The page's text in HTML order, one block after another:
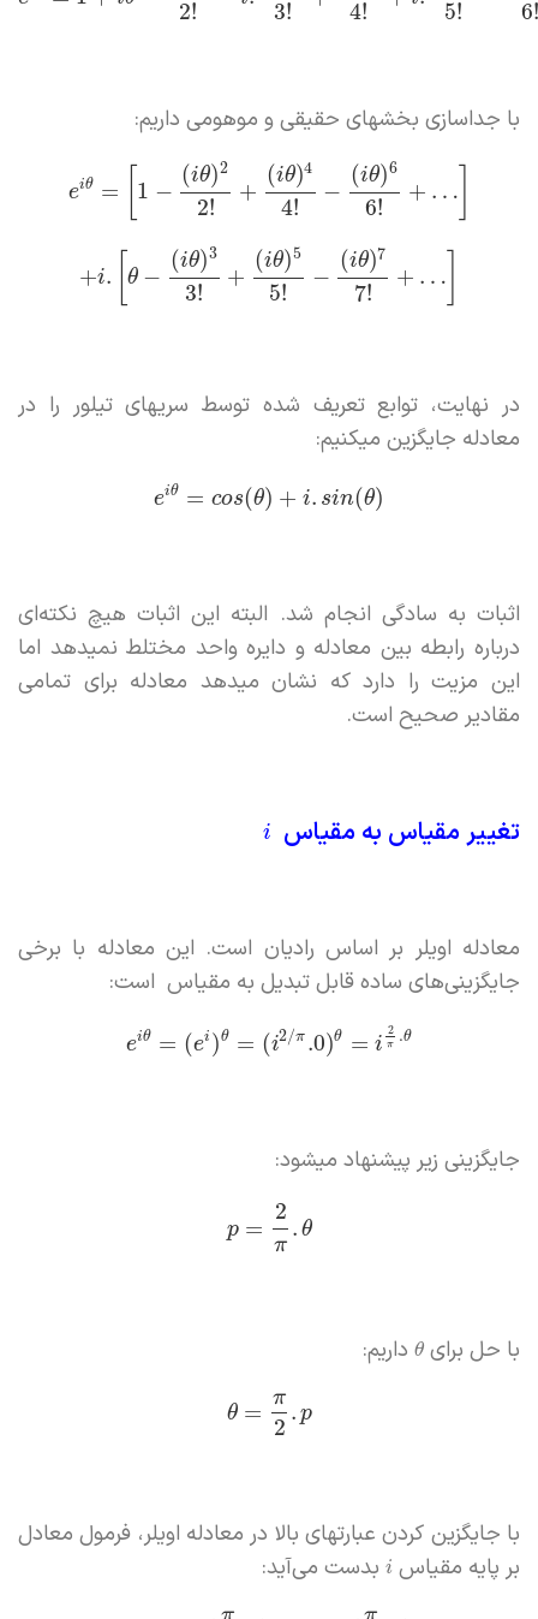
2! 3! 4! 5! 6!
با جداسازی بخشهای حقیقی و موهومی داریم:
eiθ = 1 −
(iθ)2
2!
+
(iθ)4
4!
−
(iθ)6
6!
+ …
+i. θ −
(iθ)3
3!
+
(iθ)5
5!
−
(iθ)7
7!
+ …
در نهایت، توابع تعریف شده توسط سریهای تیلور را در
معادله جایگزین میکنیم:
eiθ = cos(θ) + i. sin(θ)
اثبات به سادگی انجام شد. البته این اثبات هیچ نکته‌ای
درباره رابطه بین معادله و دایره واحد مختلط نمیدهد اما
این مزیت را دارد که نشان میدهد معادله برای تمامی
مقادیر صحیح است.
تغییر مقیاس به مقیاس i
معادله اویلر بر اساس رادیان است. این معادله با برخی
جایگزینی‌های ساده قابل تبدیل به مقیاس است:
eiθ = (ei )θ = (i2/π .0)θ = i
2
π .θ
جایگزینی‌ زیر پیشنهاد میشود:
p =
2
π
. θ
با حل برای θ داریم:
θ =
π
2
. p
با جایگزین کردن عبارتهای بالا در معادله اویلر، فرمول معادل
بر پایه مقیاس i بدست می‌آید: